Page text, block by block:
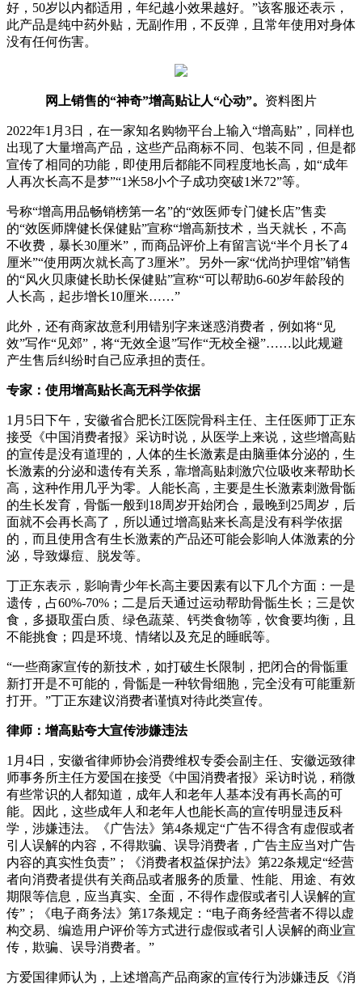
好，50岁以内都适用，年纪越小效果越好。”该客服还表示，
此产品是纯中药外贴，无副作用，不反弹，且常年使用对身体
没有任何伤害。
网上销售的“神奇”增高贴让人“心动”。 资料图片
2022年1月3日，在一家知名购物平台上输入“增高贴”，同样也
出现了大量增高产品，这些产品商标不同、包装不同，但是都
宣传了相同的功能，即使用后都能不同程度地长高，如“成年
人再次长高不是梦”“1米58小个子成功突破1米72”等。
号称“增高用品畅销榜第一名”的“效医师专门健长店”售卖
的“效医师牌健长保健贴”宣称“增高新技术，当天就长，不高
不收费，暴长30厘米”，而商品评价上有留言说“半个月长了4
厘米”“使用两次就长高了3厘米”。另外一家“优尚护理馆”销售
的“风火贝康健长助长保健贴”宣称“可以帮助6-60岁年龄段的
人长高，起步增长10厘米……”
此外，还有商家故意利用错别字来迷惑消费者，例如将“见
效”写作“见郊”，将“无效全退”写作“无校全褪”……以此规避
产生售后纠纷时自己应承担的责任。
专家：使用增高贴长高无科学依据
1月5日下午，安徽省合肥长江医院骨科主任、主任医师丁正东
接受《中国消费者报》采访时说，从医学上来说，这些增高贴
的宣传是没有道理的，人体的生长激素是由脑垂体分泌的，生
长激素的分泌和遗传有关系，靠增高贴刺激穴位吸收来帮助长
高，这种作用几乎为零。人能长高，主要是生长激素刺激骨骺
的生长发育，骨骺一般到18周岁开始闭合，最晚到25周岁，后
面就不会再长高了，所以通过增高贴来长高是没有科学依据
的，而且使用含有生长激素的产品还可能会影响人体激素的分
泌，导致爆痘、脱发等。
丁正东表示，影响青少年长高主要因素有以下几个方面：一是
遗传，占60%-70%；二是后天通过运动帮助骨骺生长；三是饮
食，多摄取蛋白质、绿色蔬菜、钙类食物等，饮食要均衡，且
不能挑食；四是环境、情绪以及充足的睡眠等。
“一些商家宣传的新技术，如打破生长限制，把闭合的骨骺重
新打开是不可能的，骨骺是一种软骨细胞，完全没有可能重新
打开。”丁正东建议消费者谨慎对待此类宣传。
律师：增高贴夸大宣传涉嫌违法
1月4日，安徽省律师协会消费维权专委会副主任、安徽远致律
师事务所主任方爱国在接受《中国消费者报》采访时说，稍微
有些常识的人都知道，成年人和老年人基本没有再长高的可
能。因此，这些成年人和老年人也能长高的宣传明显违反科
学，涉嫌违法。《广告法》第4条规定“广告不得含有虚假或者
引人误解的内容，不得欺骗、误导消费者，广告主应当对广告
内容的真实性负责”；《消费者权益保护法》第22条规定“经营
者向消费者提供有关商品或者服务的质量、性能、用途、有效
期限等信息，应当真实、全面，不得作虚假或者引人误解的宣
传”；《电子商务法》第17条规定：“电子商务经营者不得以虚
构交易、编造用户评价等方式进行虚假或者引人误解的商业宣
传，欺骗、误导消费者。”
方爱国律师认为，上述增高产品商家的宣传行为涉嫌违反《消